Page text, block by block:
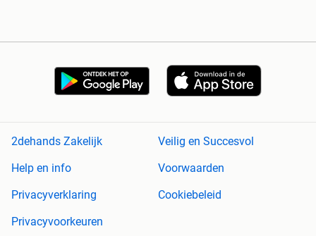
2dehands Zakelijk
Veilig en Succesvol
Help en info
Voorwaarden
Privacyverklaring
Cookiebeleid
Privacyvoorkeuren